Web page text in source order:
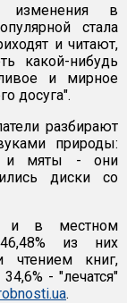
изменения в
стала
и читают,
какой-нибудь
и мирное
досуга".
разбирают
природы:
и мяты - они
диски со
и в местном
из них
чтением книг,
- "лечатся"
.